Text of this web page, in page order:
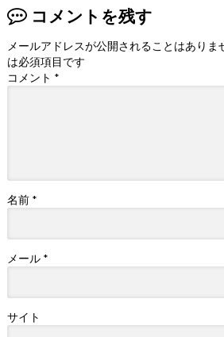
コメントを残す
メールアドレスが公開されることはありま
は必須項目です
コメント *
名前 *
メール *
サイト